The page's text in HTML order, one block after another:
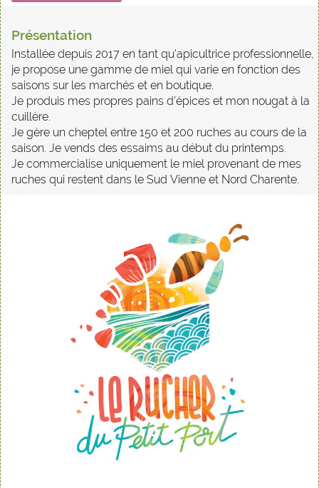
Présentation
Installée depuis 2017 en tant qu'apicultrice professionnelle,
je propose une gamme de miel qui varie en fonction des
saisons sur les marchés et en boutique.
Je produis mes propres pains d'épices et mon nougat à la
cuillère.
Je gère un cheptel entre 150 et 200 ruches au cours de la
saison. Je vends des essaims au début du printemps.
Je commercialise uniquement le miel provenant de mes
ruches qui restent dans le Sud Vienne et Nord Charente.